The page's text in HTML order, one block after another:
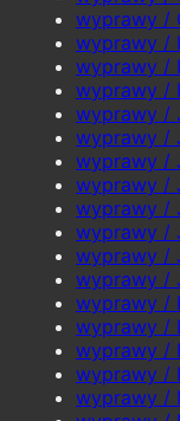
wyprawy /
wyprawy /
wyprawy /
wyprawy /
wyprawy /
wyprawy /
wyprawy /
wyprawy /
wyprawy /
wyprawy /
wyprawy /
wyprawy /
wyprawy /
wyprawy /
wyprawy /
wyprawy /
wyprawy /